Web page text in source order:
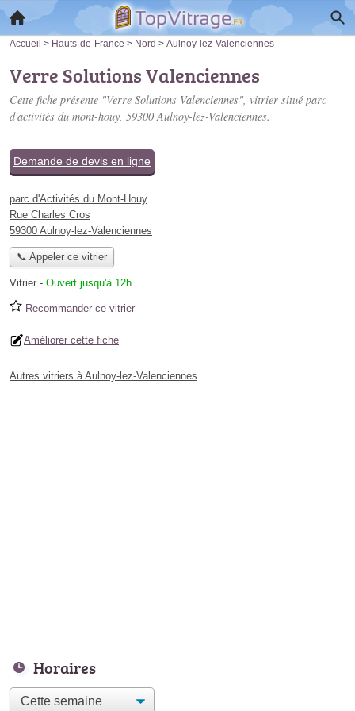
Accueil > Hauts-de-France > Nord > Aulnoy-lez-Valenciennes
Verre Solutions Valenciennes
Cette fiche présente "Verre Solutions Valenciennes", vitrier situé parc
d'activités du mont-houy, 59300 Aulnoy-lez-Valenciennes.
Demande de devis en ligne
parc d'Activités du Mont-Houy
Rue Charles Cros
59300 Aulnoy-lez-Valenciennes
📞 Appeler ce vitrier
Vitrier - Ouvert jusqu'à 12h
Recommander ce vitrier
Améliorer cette fiche
Autres vitriers à Aulnoy-lez-Valenciennes
Horaires